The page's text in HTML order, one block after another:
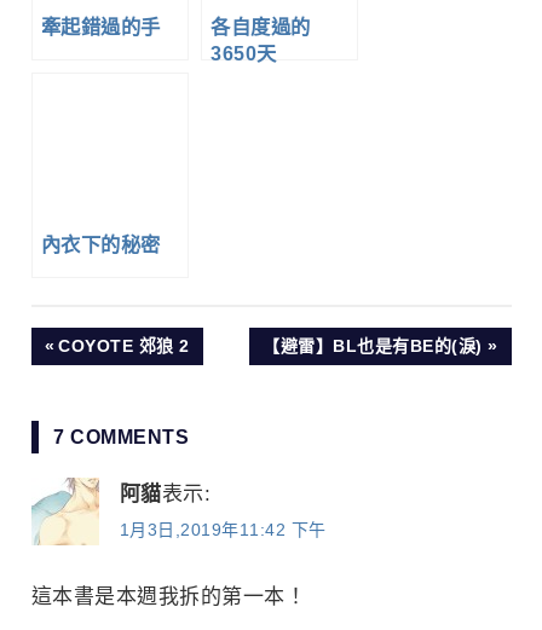
牽起錯過的手
各自度過的
3650天
內衣下的秘密
文
導
覽
PREVIOUS
COYOTE 郊狼 2
NEXT
【避雷】BL也是有BE的(淚)
7 COMMENTS
阿貓表示:
1月3日,2019年11:42 下午
這本書是本週我拆的第一本！